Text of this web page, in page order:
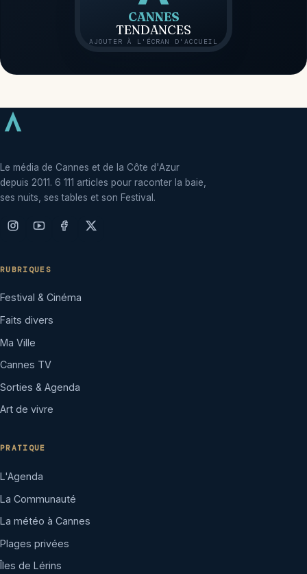
CANNES
TENDANCES
AJOUTER À L'ÉCRAN D'ACCUEIL
Le média de Cannes et de la Côte d'Azur
depuis 2011. 6 111 articles pour raconter la baie,
ses nuits, ses tables et son Festival.
RUBRIQUES
Festival & Cinéma
Faits divers
Ma Ville
Cannes TV
Sorties & Agenda
Art de vivre
PRATIQUE
L'Agenda
La Communauté
La météo à Cannes
Plages privées
Îles de Lérins